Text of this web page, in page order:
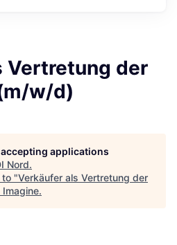
Vertretung der
w/d)
applications
Nord.
to "Verkäufer als Vertretung der
Imagine.